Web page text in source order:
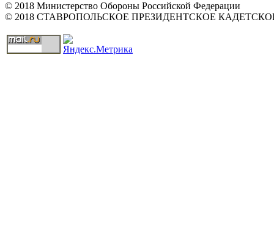
© 2018 Министерство Обороны Российской Федерации
© 2018 СТАВРОПОЛЬСКОЕ ПРЕЗИДЕНТСКОЕ